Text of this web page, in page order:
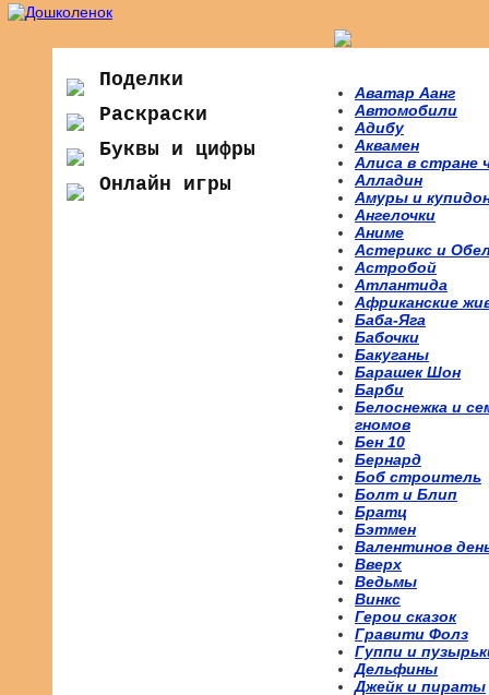
Поделки
Раскраски
Буквы и цифры
Онлайн игры
Аватар Аанг
Автомобили
Адибу
Аквамен
Алиса в стране
Алладин
Амуры и
Ангелочки
Аниме
Астерикс и
Астробой
Атлантида
Африканские
Баба-Яга
Бабочки
Бакуганы
Барашек Шон
Барби
Белоснежка и
гномов
Бен 10
Бернард
Боб строитель
Болт и Блип
Братц
Бэтмен
Валентинов
Вверх
Ведьмы
Винкс
Герои сказок
Гравити Фолз
Гуппи и
Дельфины
Джейк и пираты